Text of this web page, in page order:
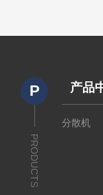
P
PRODUCTS
产品
分散机